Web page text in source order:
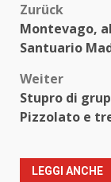
Zurück
Montevago,
Santuario
Weiter
Stupro di
Pizzolato e
LEGGI ANCHE